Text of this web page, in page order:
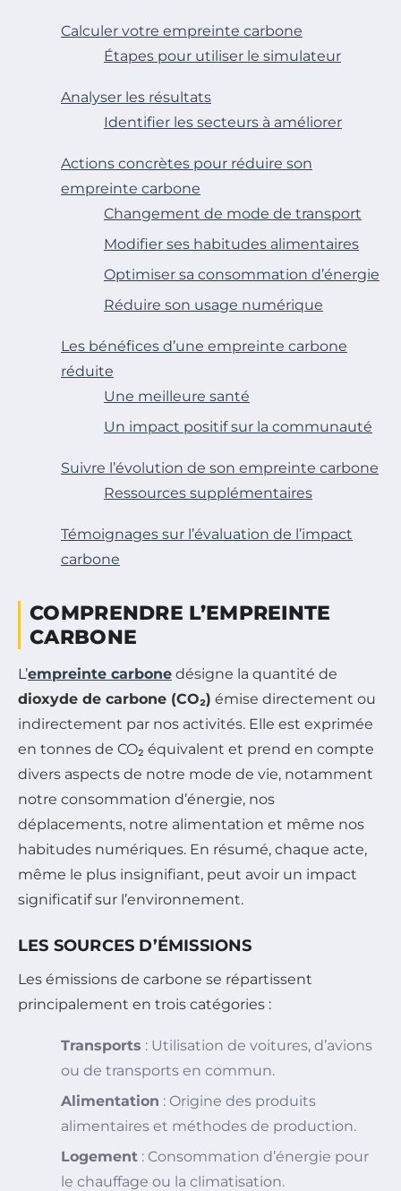
Calculer votre empreinte carbone
Étapes pour utiliser le simulateur
Analyser les résultats
Identifier les secteurs à améliorer
Actions concrètes pour réduire son
empreinte carbone
Changement de mode de transport
Modifier ses habitudes alimentaires
Optimiser sa consommation d’énergie
Réduire son usage numérique
Les bénéfices d’une empreinte carbone
réduite
Une meilleure santé
Un impact positif sur la communauté
Suivre l’évolution de son empreinte carbone
Ressources supplémentaires
Témoignages sur l’évaluation de l’impact
carbone
COMPRENDRE L’EMPREINTE
CARBONE
L’empreinte carbone désigne la quantité de
dioxyde de carbone (CO₂) émise directement ou
indirectement par nos activités. Elle est exprimée
en tonnes de CO₂ équivalent et prend en compte
divers aspects de notre mode de vie, notamment
notre consommation d’énergie, nos
déplacements, notre alimentation et même nos
habitudes numériques. En résumé, chaque acte,
même le plus insignifiant, peut avoir un impact
significatif sur l’environnement.
LES SOURCES D’ÉMISSIONS
Les émissions de carbone se répartissent
principalement en trois catégories :
Transports : Utilisation de voitures, d’avions
ou de transports en commun.
Alimentation : Origine des produits
alimentaires et méthodes de production.
Logement : Consommation d’énergie pour
le chauffage ou la climatisation.